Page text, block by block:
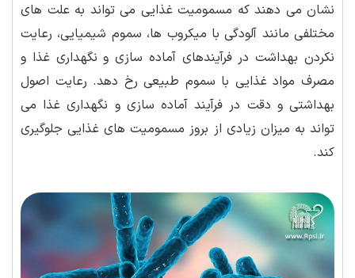
نشان می دهند که مسمومیت غذایی می تواند به علت های
مختلفی مانند آلودگی با میکروب ها، سموم شیمیایی، رعایت
نکردن بهداشت در فرآیندهای آماده سازی و نگهداری غذا و
مصرف مواد غذایی با سموم طبیعی رخ دهد. رعایت اصول
بهداشتی و دقت در فرآیند آماده سازی و نگهداری غذا می
تواند به میزان زیادی از بروز مسمومیت های غذایی جلوگیری
کند.